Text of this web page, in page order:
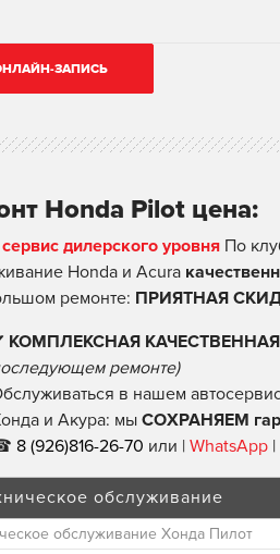
ЗАПИСЬ
Honda Pilot цена:
дилерского уровня По
Honda и Acura
ремонте: ПРИЯТНАЯ
КОМПЛЕКСНАЯ КАЧЕСТВЕННАЯ
ремонте)
в нашем
и Акура: мы СОХРАНЯЕМ
8 (926)816-26-70 или | WhatsApp |
обслуживание
обслуживание Хонда Пилот